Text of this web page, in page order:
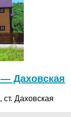
Даховская
Даховская